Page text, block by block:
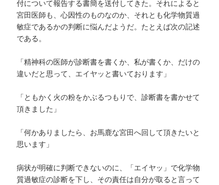
付について報告する書簡を送付してきた。それによると
宮田医師も、心因性のものなのか、それとも化学物質過
敏症であるかの判断に悩んだようだ。たとえば次の記述
である。
「精神科の医師が診断書を書くか、私が書くか、だけの
違いだと思って、エイヤッと書いております」
「ともかく火の粉をかぶるつもりで、診断書を書かせて
頂きました」
「何かありましたら、お馬鹿な宮田へ回して頂きたいと
思います」
病状が明確に判断できないのに、「エイヤッ」で化学物
質過敏症の診断を下し、その責任は自分が取ると言って